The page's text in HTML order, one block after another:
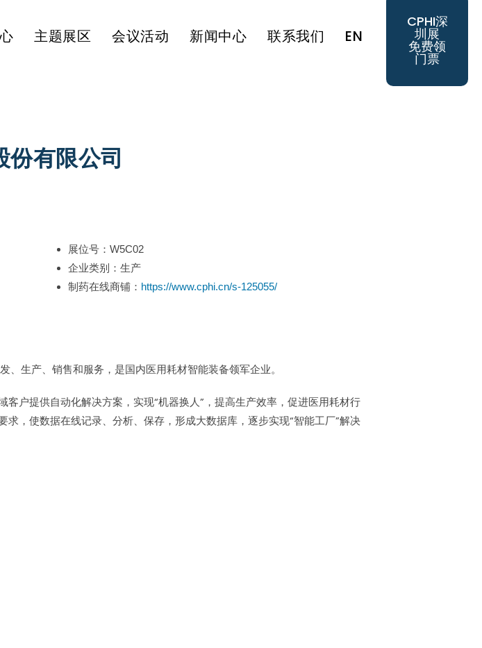
主题展区 会议活动 新闻中心 联系我们 EN
CPHI深
圳展
免费领
门票
份有限公司
展位号：W5C02
企业类别：生产
制药在线商铺： https://www.cphi.cn/s-125055/
生产、销售和服务，是国内医用耗材智能装备领军企业。
户提供自动化解决方案，实现“机器换人”，提高生产效率，促进医用耗材行
，使数据在线记录、分析、保存，形成大数据库，逐步实现“智能工厂”解决